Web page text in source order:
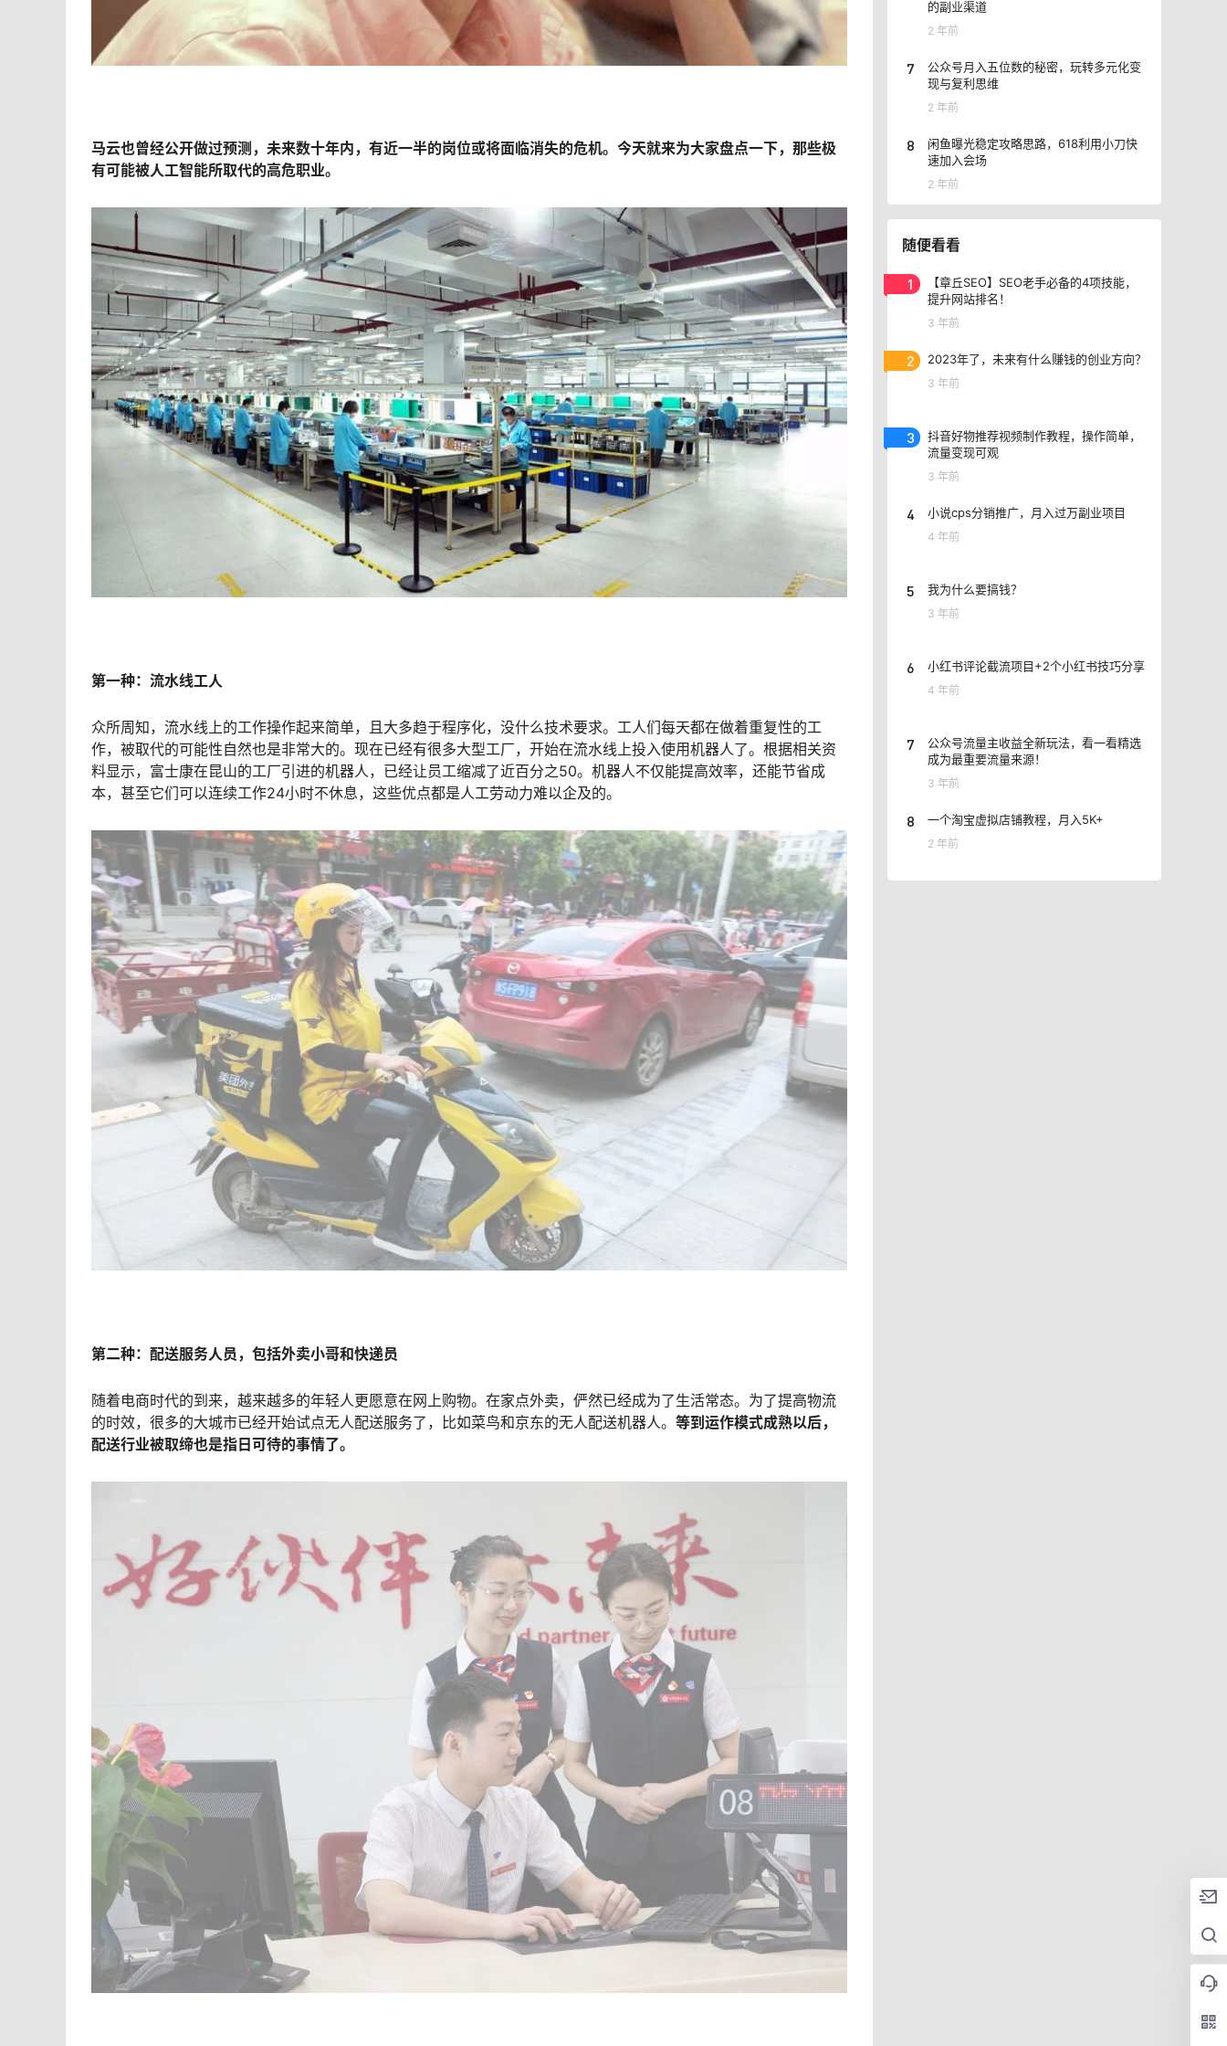
马云也曾经公开做过预测，未来数十年内，有近一半的岗位或将面临消失的危机。今天就来为大家盘点一下，那些极
有可能被人工智能所取代的高危职业。
第一种：流水线工人
众所周知，流水线上的工作操作起来简单，且大多趋于程序化，没什么技术要求。工人们每天都在做着重复性的工
作，被取代的可能性自然也是非常大的。现在已经有很多大型工厂，开始在流水线上投入使用机器人了。根据相关资
料显示，富士康在昆山的工厂引进的机器人，已经让员工缩减了近百分之50。机器人不仅能提高效率，还能节省成
本，甚至它们可以连续工作24小时不休息，这些优点都是人工劳动力难以企及的。
第二种：配送服务人员，包括外卖小哥和快递员
随着电商时代的到来，越来越多的年轻人更愿意在网上购物。在家点外卖，俨然已经成为了生活常态。为了提高物流
的时效，很多的大城市已经开始试点无人配送服务了，比如菜鸟和京东的无人配送机器人。 等到运作模式成熟以后，
配送行业被取缔也是指日可待的事情了。
的副业渠道
2 年前
7
公众号月入五位数的秘密，玩转多元化变
现与复利思维
2 年前
8
闲鱼曝光稳定攻略思路，618利用小刀快
速加入会场
2 年前
随便看看
1
【章丘SEO】SEO老手必备的4项技能，
提升网站排名！
3 年前
2 2023年了，未来有什么赚钱的创业方向？
3 年前
3
抖音好物推荐视频制作教程，操作简单，
流量变现可观
3 年前
4 小说cps分销推广，月入过万副业项目
4 年前
5 我为什么要搞钱？
3 年前
6 小红书评论截流项目+2个小红书技巧分享
4 年前
7
公众号流量主收益全新玩法，看一看精选
成为最重要流量来源！
3 年前
8 一个淘宝虚拟店铺教程，月入5K+
2 年前